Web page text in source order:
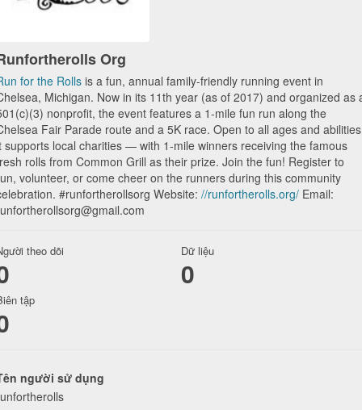
Org
for the Rolls is a fun, annual family-friendly running event in
Michigan. Now in its 11th year (as of 2017) and organized as
nonprofit, the event features a 1-mile fun run along the
Fair Parade route and a 5K race. Open to all ages and
supports local charities — with 1-mile winners receiving the famous
rolls from Common Grill as their prize. Join the fun! Register to
volunteer, or come cheer on the runners during this community
#runfortherollsorg Website: //runfortherolls.org/ Email:
theo dõi Dữ liệu
0
tập
người sử dụng